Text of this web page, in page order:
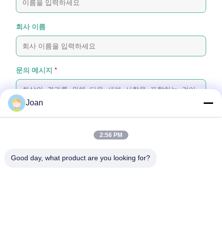
회사 이름
문의 메시지 *
파일 첨부
Joan
2:56 PM
Good day, what product are you looking for?